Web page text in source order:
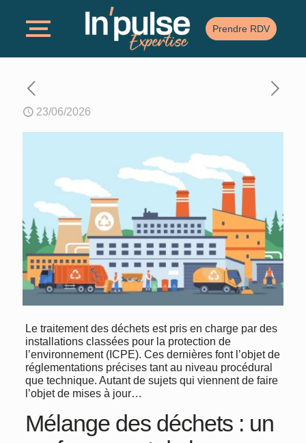
Prendre RDV
23/06/2026
Le traitement des déchets est pris en charge par des
installations classées pour la protection de
l’environnement (ICPE). Ces dernières font l’objet de
réglementations précises tant au niveau procédural
que technique. Autant de sujets qui viennent de faire
l’objet de mises à jour…
Mélange des déchets : un